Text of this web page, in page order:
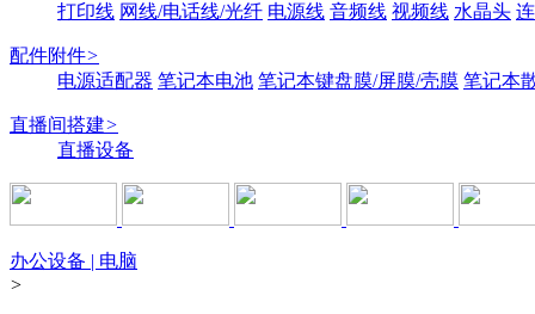
打印线 网线/电话线/光纤 电源线 音频线 视频线 水晶头
配件附件>
电源适配器 笔记本电池 笔记本键盘膜/屏膜/壳膜 笔记本
直播间搭建>
直播设备
办公设备 | 电脑
>